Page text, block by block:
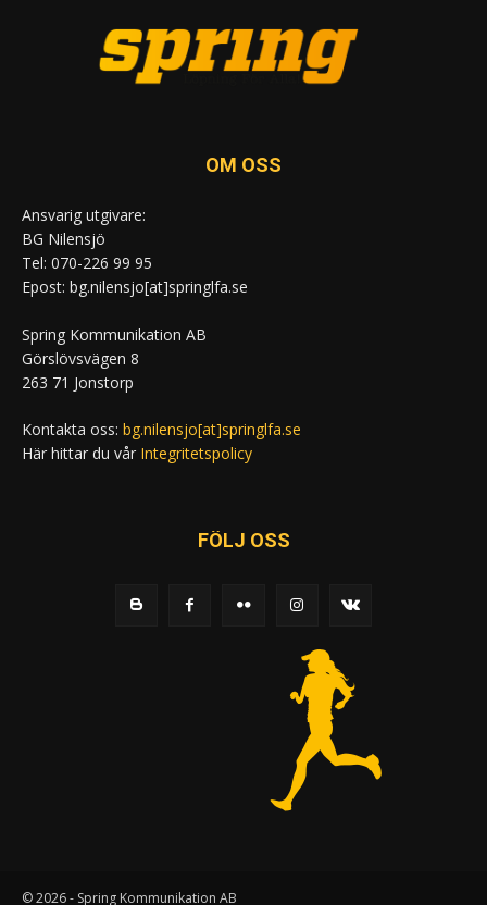
OM OSS
Ansvarig utgivare:
BG Nilensjö
Tel: 070-226 99 95
Epost: bg.nilensjo[at]springlfa.se
Spring Kommunikation AB
Görslövsvägen 8
263 71 Jonstorp
Kontakta oss: bg.nilensjo[at]springlfa.se
Här hittar du vår Integritetspolicy
FÖLJ OSS
© 2026 - Spring Kommunikation AB